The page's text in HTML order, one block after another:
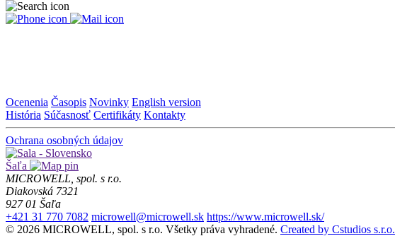
Ocenenia Časopis Novinky English version
História Súčasnosť Certifikáty Kontakty
Ochrana osobných údajov
Šaľa
MICROWELL, spol. s r.o.
Diakovská 7321
927 01 Šaľa
+421 31 770 7082 microwell@microwell.sk https://www.microwell.sk/
© 2026 MICROWELL, spol. s r.o. Všetky práva vyhradené. Created by Cstudios s.r.o.